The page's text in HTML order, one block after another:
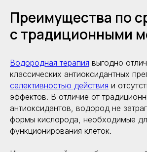
Преимущества по
с традиционными
Водородная терапия выгодно
классических антиоксидантных
селективностью действия и
эффектов. В отличие от
антиоксидантов, водород не
формы кислорода, необходимые
функционирования клеток.